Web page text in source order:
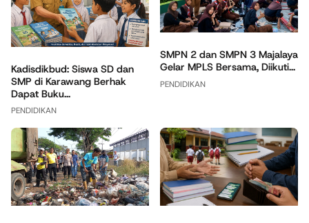
Kadisdikbud: Siswa SD dan
SMP di Karawang Berhak
Dapat Buku...
PENDIDIKAN
SMPN 2 dan SMPN 3 Majalaya
Gelar MPLS Bersama, Diikuti...
PENDIDIKAN